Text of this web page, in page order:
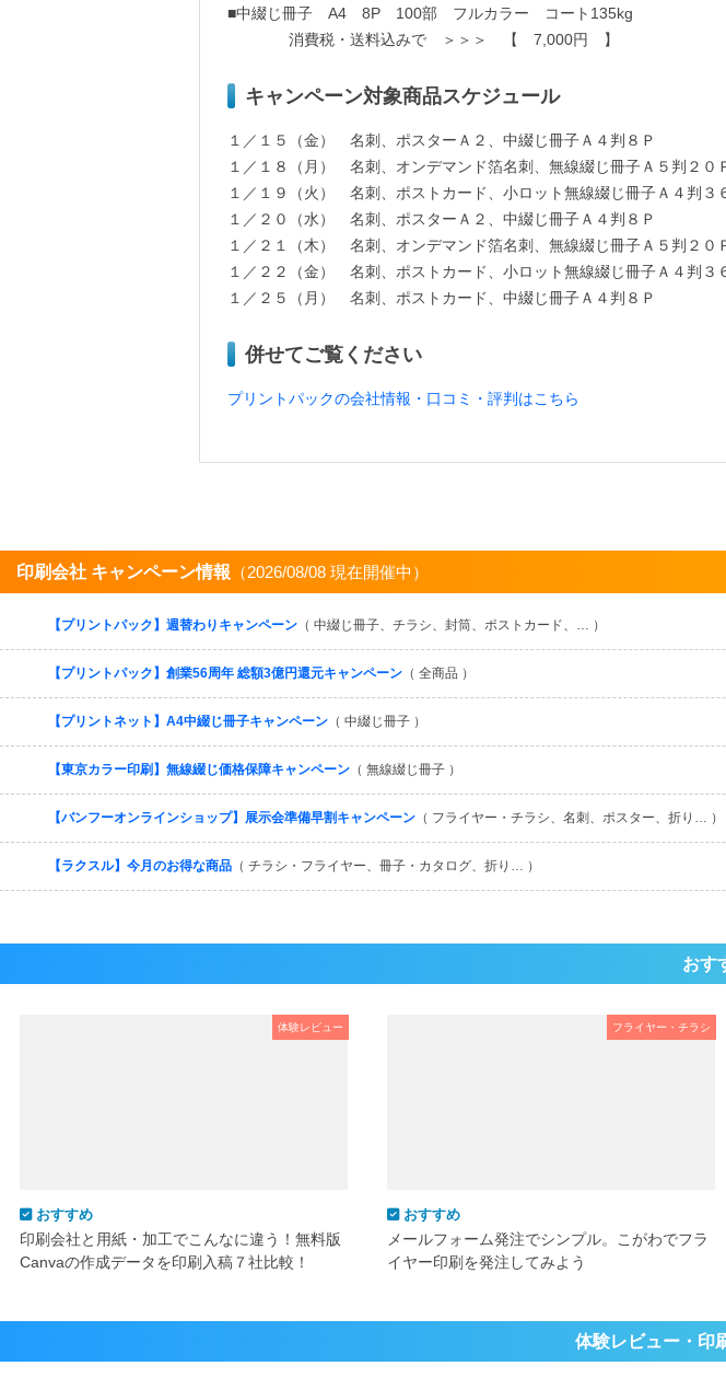
■中綴じ冊子 A4 8P 100部 フルカラー コート135kg
消費税・送料込みで ＞＞＞ 【 7,000円 】
キャンペーン対象商品スケジュール
１／１５（金） 名刺、ポスターＡ２、中綴じ冊子Ａ４判８Ｐ
１／１８（月） 名刺、オンデマンド箔名刺、無線綴じ冊子Ａ５判２０
１／１９（火） 名刺、ポストカード、小ロット無線綴じ冊子Ａ４判３
１／２０（水） 名刺、ポスターＡ２、中綴じ冊子Ａ４判８Ｐ
１／２１（木） 名刺、オンデマンド箔名刺、無線綴じ冊子Ａ５判２０
１／２２（金） 名刺、ポストカード、小ロット無線綴じ冊子Ａ４判３
１／２５（月） 名刺、ポストカード、中綴じ冊子Ａ４判８Ｐ
併せてご覧ください
プリントパックの会社情報・口コミ・評判はこちら
印刷会社 キャンペーン情報 （2026/08/08 現在開催中）
【プリントパック】週替わりキャンペーン （ 中綴じ冊子、チラシ、封筒、ポストカード、… ）
【プリントパック】創業56周年 総額3億円還元キャンペーン （ 全商品 ）
【プリントネット】A4中綴じ冊子キャンペーン （ 中綴じ冊子 ）
【東京カラー印刷】無線綴じ価格保障キャンペーン （ 無線綴じ冊子 ）
【バンフーオンラインショップ】展示会準備早割キャンペーン （ フライヤー・チラシ、名刺、ポスター、折り… ）
【ラクスル】今月のお得な商品 （ チラシ・フライヤー、冊子・カタログ、折り… ）
おす
体験レビュー
おすすめ
印刷会社と用紙・加工でこんなに違う！無料版
Canvaの作成データを印刷入稿７社比較！
フライヤー・チラシ
おすすめ
メールフォーム発注でシンプル。こがわでフラ
イヤー印刷を発注してみよう
体験レビュー・印